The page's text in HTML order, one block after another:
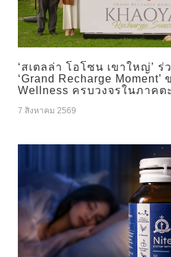
‘สเตลล่า โอโซน เขาใหญ่’
‘Grand Recharge
Wellness ครบวงจรในภาคต
7 สิงหาคม 2569